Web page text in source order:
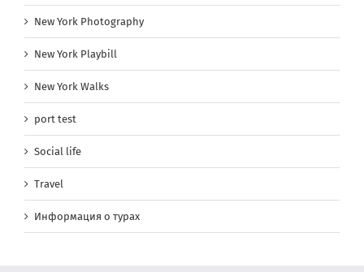
New York Photography
New York Playbill
New York Walks
port test
Social life
Travel
Информация о турах